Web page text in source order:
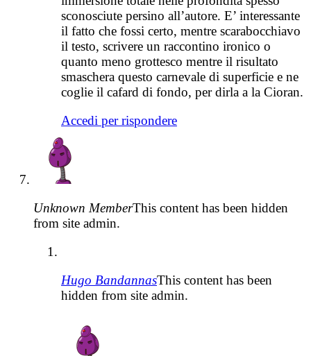
sconosciute persino all’autore. E’ interessante
il fatto che fossi certo, mentre scarabocchiavo
il testo, scrivere un raccontino ironico o
quanto meno grottesco mentre il risultato
smaschera questo carnevale di superficie e ne
coglie il cafard di fondo, per dirla a la Cioran.
Accedi per rispondere
Unknown MemberThis content has been hidden
from site admin.
Hugo BandannasThis content has been
hidden from site admin.